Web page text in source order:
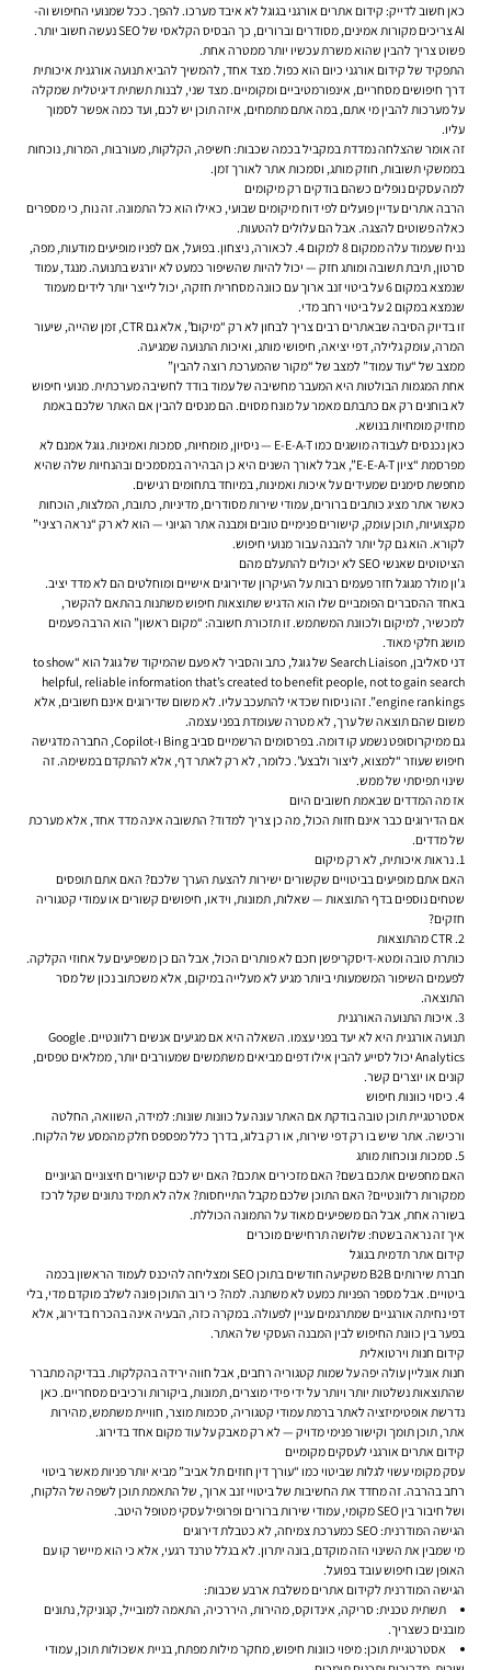
כאן חשוב לדייק: קידום אתרים אורגני בגוגל לא איבד מערכו. להפך. ככל שמנועי החיפוש וה-
AI צריכים מקורות אמינים, מסודרים וברורים, כך הבסיס הקלאסי של SEO נעשה חשוב יותר.
פשוט צריך להבין שהוא משרת עכשיו יותר ממטרה אחת.
התפקיד של קידום אורגני כיום הוא כפול. מצד אחד, להמשיך להביא תנועה אורגנית איכותית
דרך חיפושים מסחריים, אינפורמטיביים ומקומיים. מצד שני, לבנות תשתית דיגיטלית שמקלה
על מערכות להבין מי אתם, במה אתם מתמחים, איזה תוכן יש לכם, ועד כמה אפשר לסמוך
עליו.
זה אומר שהצלחה נמדדת במקביל בכמה שכבות: חשיפה, הקלקות, מעורבות, המרות, נוכחות
בממשקי תשובות, חוזק מותג, וסמכות אתר לאורך זמן.
למה עסקים נופלים כשהם בודקים רק מיקומים
הרבה אתרים עדיין פועלים לפי דוח מיקומים שבועי, כאילו הוא כל התמונה. זה נוח, כי מספרים
כאלה פשוטים להצגה. אבל הם עלולים להטעות.
נניח שעמוד עלה ממקום 8 למקום 4. לכאורה, ניצחון. בפועל, אם לפניו מופיעים מודעות, מפה,
סרטון, תיבת תשובה ומותג חזק — יכול להיות שהשיפור כמעט לא יורגש בתנועה. מנגד, עמוד
שנמצא במקום 6 על ביטוי זנב ארוך עם כוונה מסחרית חזקה, יכול לייצר יותר לידים מעמוד
שנמצא במקום 2 על ביטוי רחב מדי.
זו בדיוק הסיבה שבאתרים רבים צריך לבחון לא רק “מיקום”, אלא גם CTR, זמן שהייה, שיעור
המרה, עומק גלילה, דפי יציאה, חיפושי מותג, ואיכות התנועה שמגיעה.
ממצב של “עוד עמוד” למצב של “מקור שהמערכת רוצה להבין”
אחת המגמות הבולטות היא המעבר מחשיבה של עמוד בודד לחשיבה מערכתית. מנועי חיפוש
לא בוחנים רק אם כתבתם מאמר על מונח מסוים. הם מנסים להבין אם האתר שלכם באמת
מחזיק מומחיות בנושא.
כאן נכנסים לעבודה מושגים כמו E-E-A-T — ניסיון, מומחיות, סמכות ואמינות. גוגל אמנם לא
מפרסמת “ציון E-E-A-T”, אבל לאורך השנים היא כן הבהירה במסמכים ובהנחיות שלה שהיא
מחפשת סימנים שמעידים על איכות ואמינות, במיוחד בתחומים רגישים.
כאשר אתר מציג כותבים ברורים, עמודי שירות מסודרים, מדיניות, כתובת, המלצות, הוכחות
מקצועיות, תוכן עומק, קישורים פנימיים טובים ומבנה אתר הגיוני — הוא לא רק “נראה רציני”
לקורא. הוא גם קל יותר להבנה עבור מנועי חיפוש.
הציטוטים שאנשי SEO לא יכולים להתעלם מהם
ג'ון מולר מגוגל חזר פעמים רבות על העיקרון שדירוגים אישיים ומוחלטים הם לא מדד יציב.
באחד ההסברים הפומביים שלו הוא הדגיש שתוצאות חיפוש משתנות בהתאם להקשר,
למכשיר, למיקום ולכוונת המשתמש. זו תזכורת חשובה: “מקום ראשון” הוא הרבה פעמים
מושג חלקי מאוד.
דני סאליבן, Search Liaison של גוגל, כתב והסביר לא פעם שהמיקוד של גוגל הוא “to show
helpful, reliable information that’s created to benefit people, not to gain search
engine rankings”. זהו ניסוח שכדאי להתעכב עליו. לא משום שדירוגים אינם חשובים, אלא
משום שהם תוצאה של ערך, לא מטרה שעומדת בפני עצמה.
גם ממיקרוסופט נשמע קו דומה. בפרסומים הרשמיים סביב Bing ו-Copilot, החברה מדגישה
חיפוש שעוזר “למצוא, ליצור ולבצע”. כלומר, לא רק לאתר דף, אלא להתקדם במשימה. זה
שינוי תפיסתי של ממש.
אז מה המדדים שבאמת חשובים היום
אם הדירוגים כבר אינם חזות הכול, מה כן צריך למדוד? התשובה אינה מדד אחד, אלא מערכת
של מדדים.
1. נראות איכותית, לא רק מיקום
האם אתם מופיעים בביטויים שקשורים ישירות להצעת הערך שלכם? האם אתם תופסים
שטחים נוספים בדף התוצאות — שאלות, תמונות, וידאו, חיפושים קשורים או עמודי קטגוריה
חזקים?
2. CTR מהתוצאות
כותרת טובה ומטא-דיסקריפשן חכם לא פותרים הכול, אבל הם כן משפיעים על אחוזי הקלקה.
לפעמים השיפור המשמעותי ביותר מגיע לא מעלייה במיקום, אלא משכתוב נכון של מסר
התוצאה.
3. איכות התנועה האורגנית
תנועה אורגנית היא לא יעד בפני עצמו. השאלה היא אם מגיעים אנשים רלוונטיים. Google
Analytics יכול לסייע להבין אילו דפים מביאים משתמשים שמעורבים יותר, ממלאים טפסים,
קונים או יוצרים קשר.
4. כיסוי כוונות חיפוש
אסטרטגיית תוכן טובה בודקת אם האתר עונה על כוונות שונות: למידה, השוואה, החלטה
ורכישה. אתר שיש בו רק דפי שירות, או רק בלוג, בדרך כלל מפספס חלק מהמסע של הלקוח.
5. סמכות ונוכחות מותג
האם מחפשים אתכם בשם? האם מזכירים אתכם? האם יש לכם קישורים חיצוניים הגיוניים
ממקורות רלוונטיים? האם התוכן שלכם מקבל התייחסות? אלה לא תמיד נתונים שקל לרכז
בשורה אחת, אבל הם משפיעים מאוד על התמונה הכוללת.
איך זה נראה בשטח: שלושה תרחישים מוכרים
קידום אתר תדמית בגוגל
חברת שירותים B2B משקיעה חודשים בתוכן SEO ומצליחה להיכנס לעמוד הראשון בכמה
ביטויים. אבל מספר הפניות כמעט לא משתנה. למה? כי רוב התוכן פונה לשלב מוקדם מדי, בלי
דפי נחיתה אורגניים שמתרגמים עניין לפעולה. במקרה כזה, הבעיה אינה בהכרח בדירוג, אלא
בפער בין כוונת החיפוש לבין המבנה העסקי של האתר.
קידום חנות וירטואלית
חנות אונליין עולה יפה על שמות קטגוריה רחבים, אבל חווה ירידה בהקלקות. בבדיקה מתברר
שהתוצאות נשלטות יותר ויותר על ידי פידי מוצרים, תמונות, ביקורות ורכיבים מסחריים. כאן
נדרשת אופטימיזציה לאתר ברמת עמודי קטגוריה, סכמות מוצר, חוויית משתמש, מהירות
אתר, תוכן תומך וקישור פנימי מדויק — לא רק מאבק על עוד מקום אחד בדירוג.
קידום אתרים אורגני לעסקים מקומיים
עסק מקומי עשוי לגלות שביטוי כמו “עורך דין חוזים תל אביב” מביא יותר פניות מאשר ביטוי
רחב בהרבה. זה מחדד את החשיבות של ביטויי זנב ארוך, של התאמת תוכן לשפה של הלקוח,
ושל חיבור בין SEO מקומי, עמודי שירות ברורים ופרופיל עסקי מטופל היטב.
הגישה המודרנית: SEO כמערכת צמיחה, לא כטבלת דירוגים
מי שמבין את השינוי הזה מוקדם, בונה יתרון. לא בגלל טרנד רגעי, אלא כי הוא מיישר קו עם
האופן שבו חיפוש עובד בפועל.
הגישה המודרנית לקידום אתרים משלבת ארבע שכבות:
תשתית טכנית: סריקה, אינדוקס, מהירות, היררכיה, התאמה למובייל, קנוניקל, נתונים
מובנים כשצריך.
אסטרטגיית תוכן: מיפוי כוונות חיפוש, מחקר מילות מפתח, בניית אשכולות תוכן, עמודי